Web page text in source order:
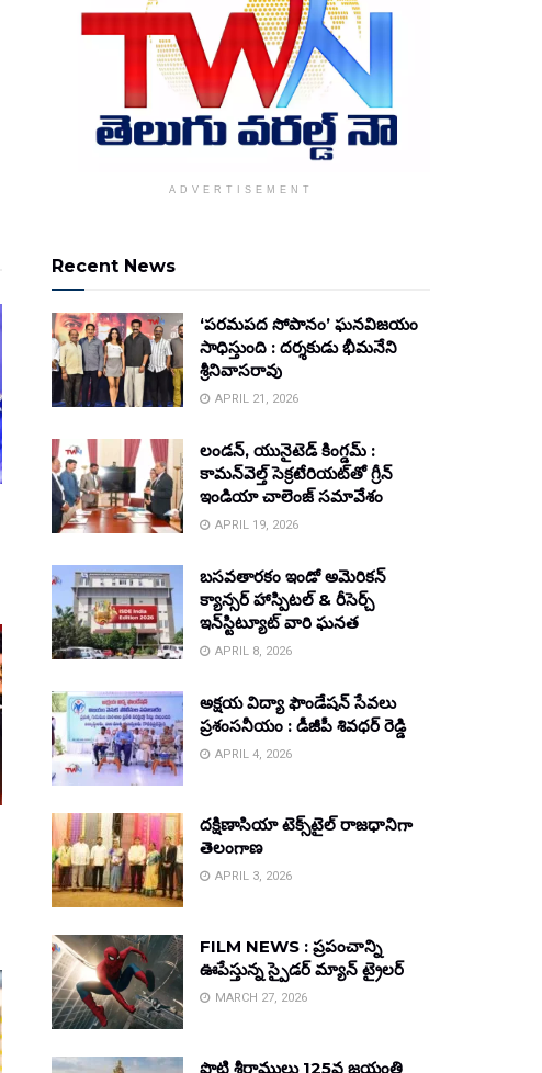
ADVERTISEMENT
Recent News
‘పరమపద సోపానం’ ఘనవిజయం
సాధిస్తుంది : దర్శకుడు భీమనేని
శ్రీనివాసరావు
APRIL 21, 2026
లండన్, యునైటెడ్ కింగ్డమ్ :
కామన్‌వెల్త్ సెక్రటేరియట్‌తో గ్రీన్
ఇండియా చాలెంజ్ సమావేశం
APRIL 19, 2026
బసవతారకం ఇండో అమెరికన్
క్యాన్సర్ హాస్పిటల్ & రీసెర్చ్
ఇన్‌స్టిట్యూట్ వారి ఘనత
APRIL 8, 2026
అక్షయ విద్యా ఫౌండేషన్ సేవలు
ప్రశంసనీయం : డీజీపీ శివధర్ రెడ్డి
APRIL 4, 2026
దక్షిణాసియా టెక్స్‌టైల్ రాజధానిగా
తెలంగాణ
APRIL 3, 2026
FILM NEWS : ప్రపంచాన్ని
ఊపేస్తున్న స్పైడర్ మ్యాన్ ట్రైలర్
MARCH 27, 2026
పొట్టి శ్రీరాములు 125వ జయంతి